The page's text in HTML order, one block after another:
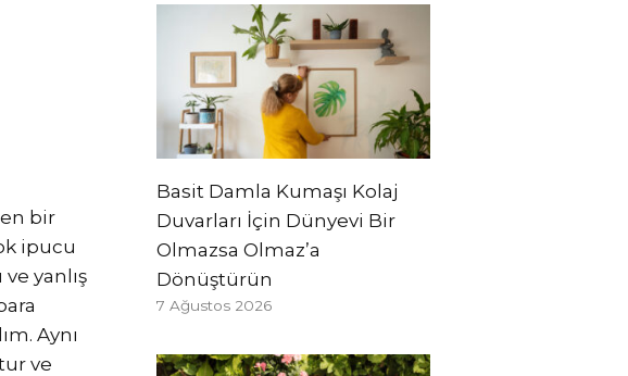
bir
ipucu
yanlış
Aynı
ve
Basit Damla Kumaşı Kolaj
Duvarları İçin Dünyevi Bir
Olmazsa Olmaz’a
Dönüştürün
7 Ağustos 2026